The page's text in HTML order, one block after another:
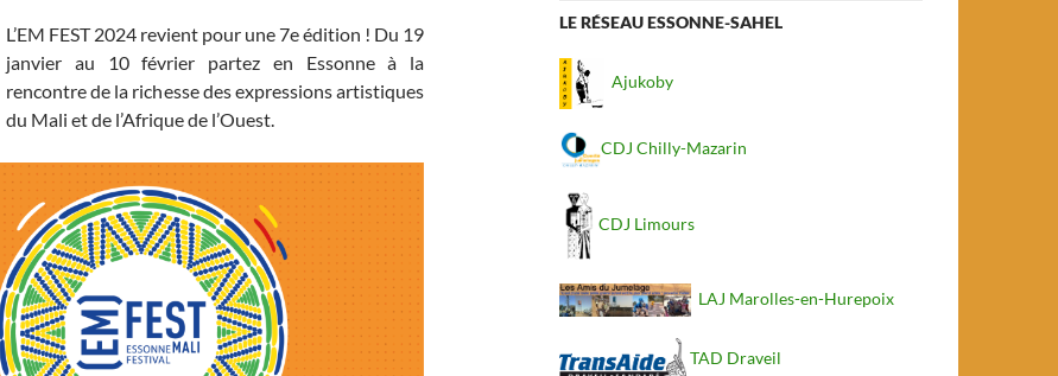
L’EM FEST 2024 revient pour une 7e édition ! Du 19
janvier au 10 février partez en Essonne à la
rencontre de la richesse des expressions artistiques
du Mali et de l’Afrique de l’Ouest.
LE RÉSEAU ESSONNE-SAHEL
Ajukoby
CDJ Chilly-Mazarin
CDJ Limours
LAJ Marolles-en-Hurepoix
TAD Draveil